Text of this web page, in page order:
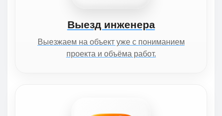
Выезд инженера
Выезжаем на объект уже с пониманием
проекта и объёма работ.